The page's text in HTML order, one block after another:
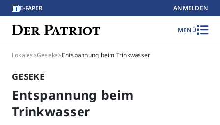
E-PAPER ANMELDEN
MENÜ
Lokales>Geseke>Entspannung beim Trinkwasser
GESEKE
Entspannung beim
Trinkwasser